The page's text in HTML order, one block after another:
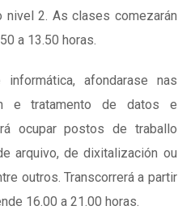
nivel 2. As clases comezarán
a 13.50 horas.
afondarase nas
e tratamento de datos e
ocupar postos de traballo
arquivo, de dixitalización ou
outros. Transcorrerá a partir
16.00 a 21.00 horas.